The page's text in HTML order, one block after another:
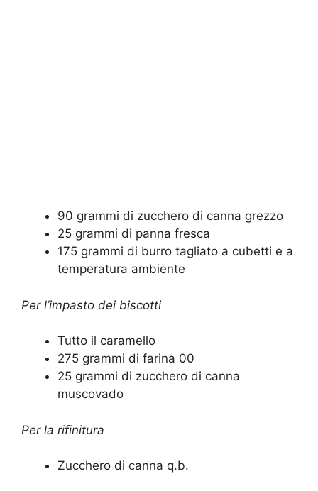
90 grammi di zucchero di canna grezzo
25 grammi di panna fresca
175 grammi di burro tagliato a cubetti e a
temperatura ambiente
Per l’impasto dei biscotti
Tutto il caramello
275 grammi di farina 00
25 grammi di zucchero di canna
muscovado
Per la rifinitura
Zucchero di canna q.b.